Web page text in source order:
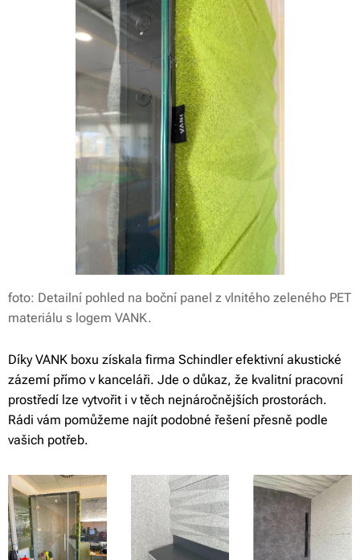
foto: Detailní pohled na boční panel z vlnitého zeleného PET
materiálu s logem VANK.
Díky VANK boxu získala firma Schindler efektivní akustické
zázemí přímo v kanceláři. Jde o důkaz, že kvalitní pracovní
prostředí lze vytvořit i v těch nejnáročnějších prostorách.
Rádi vám pomůžeme najít podobné řešení přesně podle
vašich potřeb.